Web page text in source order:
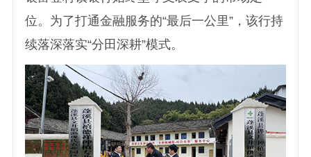
位。为了打通金融服务的“最后一公里”，该行持
续落深落实“分田深耕”模式。